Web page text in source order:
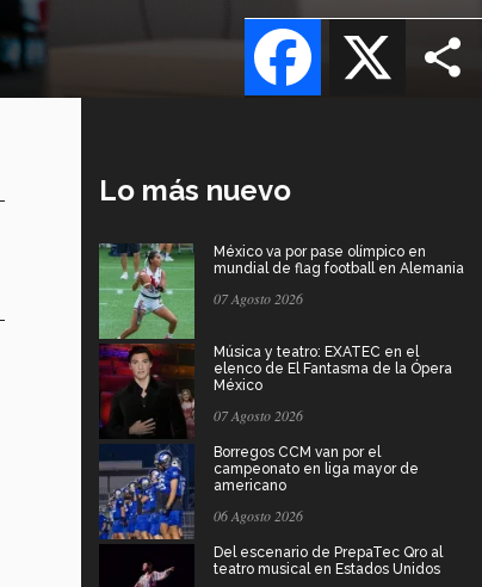
X
Facebook
Lo más nuevo
México va por pase olímpico en
mundial de flag football en Alemania
07 Agosto 2026
Música y teatro: EXATEC en el
elenco de El Fantasma de la Ópera
México
07 Agosto 2026
Borregos CCM van por el
campeonato en liga mayor de
americano
06 Agosto 2026
Del escenario de PrepaTec Qro al
teatro musical en Estados Unidos